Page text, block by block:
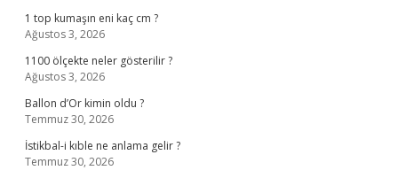
1 top kumaşın eni kaç cm ?
Ağustos 3, 2026
1100 ölçekte neler gösterilir ?
Ağustos 3, 2026
Ballon d’Or kimin oldu ?
Temmuz 30, 2026
İstikbal-i kıble ne anlama gelir ?
Temmuz 30, 2026